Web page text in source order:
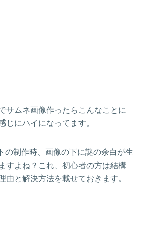
サムネ画像作ったらこんなことに
じにハイになってます。
の制作時、画像の下に謎の余白が生
すよね？これ、初心者の方は結構
由と解決方法を載せておきます。